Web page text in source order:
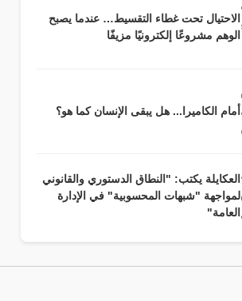
الاحتيال تحت غطاء التقسيط… عندما يصبح
الوهم مشروعًا إلكترونيًا مزيفًا
أمام الكاميرا... هل يبقى الإنسان كما هو؟
العكايلة يكتب: "النطاق الدستوري والقانوني
لمواجهة "شبهات المحسوبية" في الإدارة
العامة"